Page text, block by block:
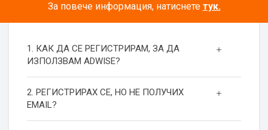
За повече информация, натиснете тук.
РЕГИСТРАЦИЯ
1. КАК ДА СЕ РЕГИСТРИРАМ, ЗА ДА
ИЗПОЛЗВАМ ADWISE?
2. РЕГИСТРИРАХ СЕ, НО НЕ ПОЛУЧИХ
EMAIL?